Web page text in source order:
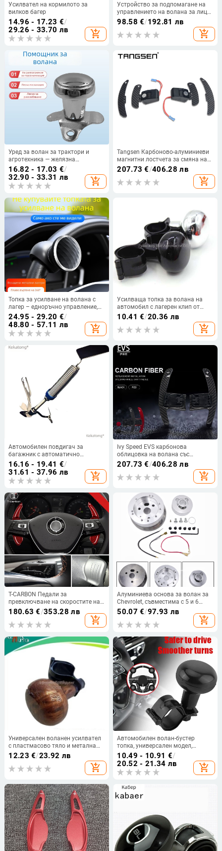
Усилвател на кормилото за
вилков багер
14.96 - 17.23 €/
29.26 - 33.70 лв
add_shopping_cart
Устройство за подпомагане на
управлението на волана за лица
с увреждания на горните
крайници, модел C5, марка
Nothing.
98.58 €/192.81 лв
add_shopping_cart
Уред за волан за трактори и
агротехника — желязна
конструкция, XMAXVISION,
персонализиране налично,
възможност за печат на лого
16.82 - 17.03 €/
32.90 - 33.31 лв
add_shopping_cart
Tangsen Карбоново-алуминиеви
магнитни лостчета за смяна на
скоростите на волана за BMW
G/F платформи, серии 1-5,
M2/M3/M4
207.73 €/406.28 лв
add_shopping_cart
Топка за усилване на волана с
лагер – едноръчно управление,
за камиони
24.95 - 29.20 €/
48.80 - 57.11 лв
add_shopping_cart
Усилваща топка за волана на
автомобил с лагерен клип от
желязо, универсална
съвместимост, модел J-12-33,
тегло 0.13 кг, отпечатване на
10.41 €/20.36 лв
add_shopping_cart
Автомобилен повдигач за
багажник с автоматично
повдигане и регулируема
пружина
16.16 - 19.41 €/
31.61 - 37.96 лв
add_shopping_cart
Ivy Speed EVS карбонова
облицовка на волана със
палетки за превключване за
BMW Серия 3/4/5
207.73 €/406.28 лв
add_shopping_cart
T-CARBON Педали за
превключване на скоростите на
волана за Volkswagen –
карбонови влакна и стъклени
влакна, монтаж с лепило
180.63 €/353.28 лв
add_shopping_cart
Алуминиева основа за волан за
Chevrolet, съвместима с 5 и 6
отвора
50.07 €/97.93 лв
add_shopping_cart
Универсален воланен усилвател
с пластмасово тяло и метална
клипса, модел YX-A003, тегло 0,13
кг, персонализиране: Да
12.23 €/23.92 лв
add_shopping_cart
Автомобилен волан-бустер
топка, универсален модел,
възможност за печат на лого,
материал, който може да се
персонализира, обработка и
персонализация
10.49 - 10.91 €/
20.52 - 21.34 лв
add_shopping_cart